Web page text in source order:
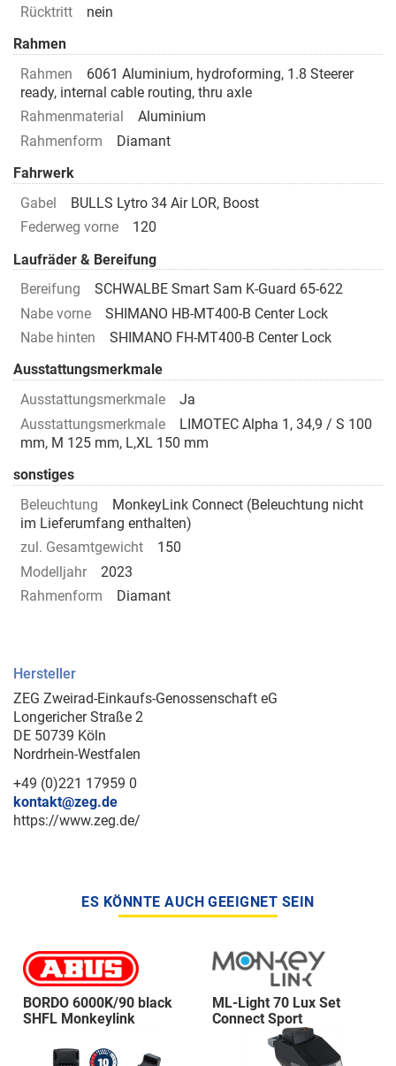
Rücktritt
nein
Rahmen
Rahmen
6061 Aluminium, hydroforming, 1.8 Steerer
ready, internal cable routing, thru axle
Rahmenmaterial
Aluminium
Rahmenform
Diamant
Fahrwerk
Gabel
BULLS Lytro 34 Air LOR, Boost
Federweg vorne
120
Laufräder & Bereifung
Bereifung
SCHWALBE Smart Sam K-Guard 65-622
Nabe vorne
SHIMANO HB-MT400-B Center Lock
Nabe hinten
SHIMANO FH-MT400-B Center Lock
Ausstattungsmerkmale
Ausstattungsmerkmale
Ja
Ausstattungsmerkmale
LIMOTEC Alpha 1, 34,9 / S 100
mm, M 125 mm, L,XL 150 mm
sonstiges
Beleuchtung
MonkeyLink Connect (Beleuchtung nicht
im Lieferumfang enthalten)
zul. Gesamtgewicht
150
Modelljahr
2023
Rahmenform
Diamant
Hersteller
ZEG Zweirad-Einkaufs-Genossenschaft eG
Longericher Straße 2
DE 50739 Köln
Nordrhein-Westfalen
+49 (0)221 17959 0
kontakt@zeg.de
https://www.zeg.de/
ES KÖNNTE AUCH GEEIGNET SEIN
BORDO 6000K/90 black
SHFL Monkeylink
ML-Light 70 Lux Set
Connect Sport